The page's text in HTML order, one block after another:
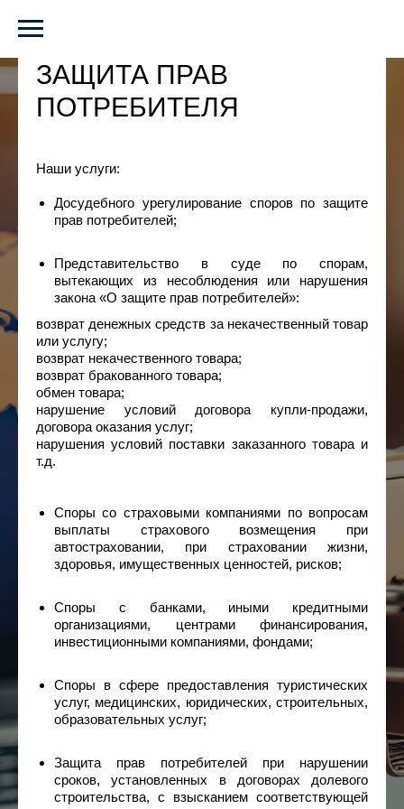
ЗАЩИТА ПРАВ
ПОТРЕБИТЕЛЯ
Наши услуги:
Досудебного урегулирование споров по защите
прав потребителей;
Представительство в суде по спорам,
вытекающих из несоблюдения или нарушения
закона «О защите прав потребителей»:
возврат денежных средств за некачественный товар
или услугу;
возврат некачественного товара;
возврат бракованного товара;
обмен товара;
нарушение условий договора купли-продажи,
договора оказания услуг;
нарушения условий поставки заказанного товара и
т.д.
Споры со страховыми компаниями по вопросам
выплаты страхового возмещения при
автостраховании, при страховании жизни,
здоровья, имущественных ценностей, рисков;
Споры с банками, иными кредитными
организациями, центрами финансирования,
инвестиционными компаниями, фондами;
Споры в сфере предоставления туристических
услуг, медицинских, юридических, строительных,
образовательных услуг;
Защита прав потребителей при нарушении
сроков, установленных в договорах долевого
строительства, с взысканием соответствующей